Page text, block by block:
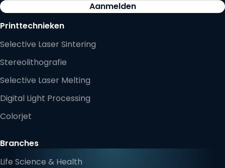
Aanmelden
Printtechnieken
Selective Laser Sintering
Stereolithografie
Selective Laser Melting
Digital Light Processing
Colorjet
Branches
Life Science & Health